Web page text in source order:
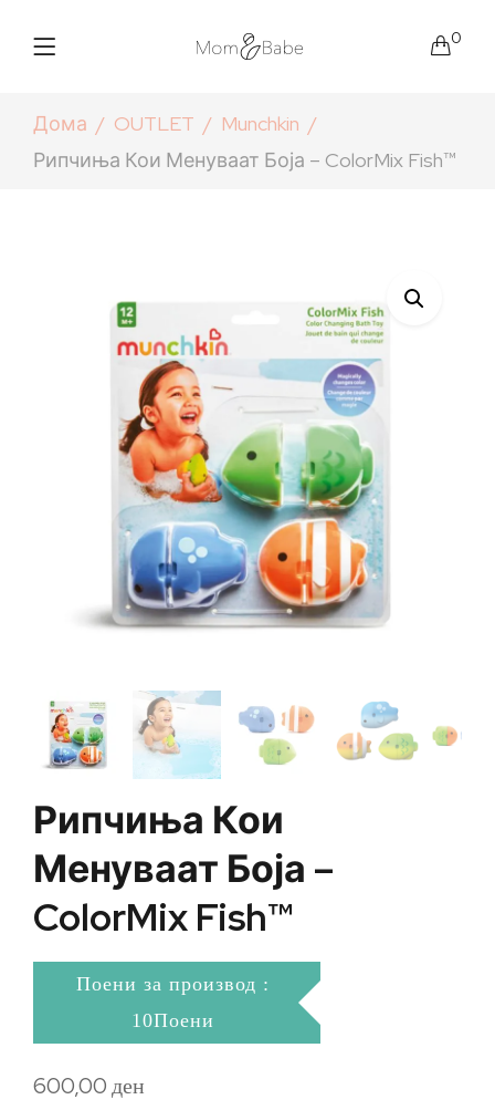
0
Дома OUTLET
Munchkin
Рипчиња Кои Менуваат Боја – ColorMix Fish™
Рипчиња Кои
Менуваат Боја –
ColorMix Fish™
Поени за производ :
10Поени
600,00ден